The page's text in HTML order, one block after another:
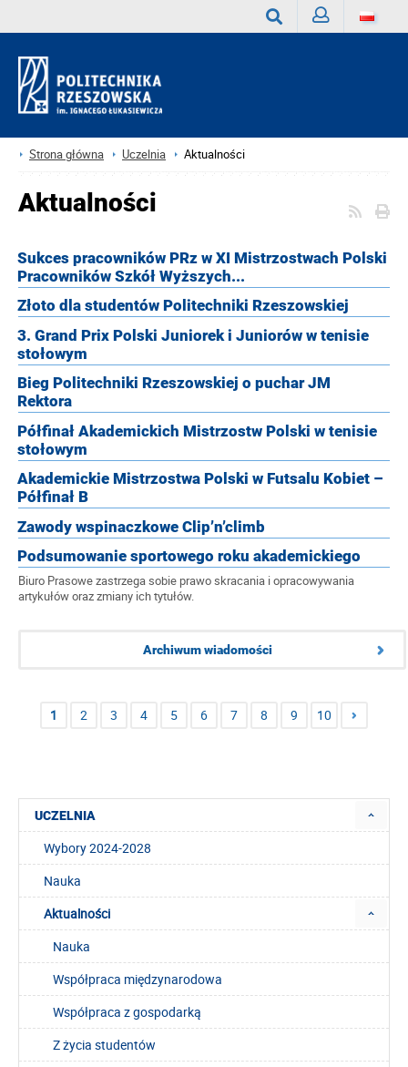
Strona główna Uczelnia Aktualności
Aktualności
Sukces pracowników PRz w XI Mistrzostwach Polski
Pracowników Szkół Wyższych...
Złoto dla studentów Politechniki Rzeszowskiej
3. Grand Prix Polski Juniorek i Juniorów w tenisie
stołowym
Bieg Politechniki Rzeszowskiej o puchar JM
Rektora
Półfinał Akademickich Mistrzostw Polski w tenisie
stołowym
Akademickie Mistrzostwa Polski w Futsalu Kobiet –
Półfinał B
Zawody wspinaczkowe Clip’n’climb
Podsumowanie sportowego roku akademickiego
Biuro Prasowe zastrzega sobie prawo skracania i opracowywania
artykułów oraz zmiany ich tytułów.
Archiwum wiadomości
1 2 3 4 5 6 7 8 9 10
UCZELNIA
Wybory 2024-2028
Nauka
Aktualności
Nauka
Współpraca międzynarodowa
Współpraca z gospodarką
Z życia studentów